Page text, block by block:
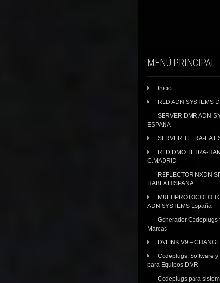
MENÚ PRINCIPAL
Inicio
RED ADN SYSTEMS
SERVER DMR ADN-
ESPAÑA
SERVER TETRA-EA
RED DMO TETRA-
C.MADRID
REFLECTOR NXDN
HABLA HISPANA
MULTIPROTOCOLO
ADN SYSTEMS España
Generador Codeplugs
Marcas
DVLINK V9 –
Codeplugs, Software y
para Equipos DMR
Codeplugs para